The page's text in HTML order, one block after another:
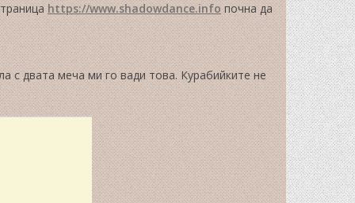
https://www.shadowdance.infoпочна да
с двата меча ми го вади това. Курабийките не